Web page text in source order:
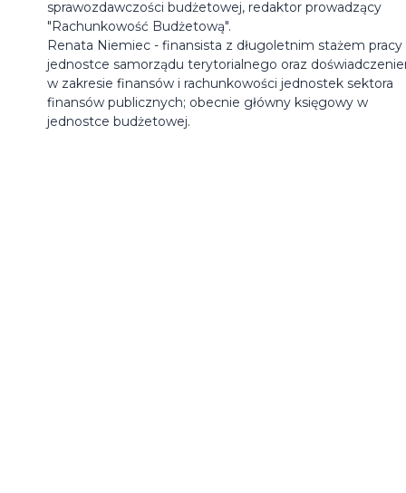
sprawozdawczości budżetowej, redaktor prowadzący
"Rachunkowość Budżetową".
Renata Niemiec - finansista z długoletnim stażem pracy
jednostce samorządu terytorialnego oraz
w zakresie finansów i rachunkowości jednostek sektora
finansów publicznych; obecnie główny księgowy w
jednostce budżetowej.